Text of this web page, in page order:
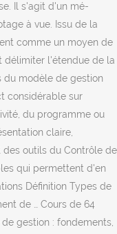
Il s'agit d'un mé-
à vue. Issu de la
comme un moyen de
délimiter l'étendue de la
du modèle de gestion
considérable sur
du programme ou
claire,
outils du Contrôle de
qui permettent d'en
Définition Types de
de … Cours de 64
gestion : fondements,